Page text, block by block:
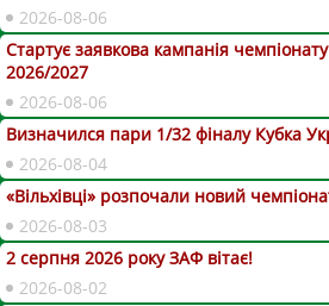
2026-08-06
Стартує заявкова кампанія
2026/2027
2026-08-06
Визначился пари 1/32 фіналу Кубка
2026-08-04
«Вільхівці» розпочали новий
2026-08-03
2 серпня 2026 року ЗАФ вітає!
2026-08-02